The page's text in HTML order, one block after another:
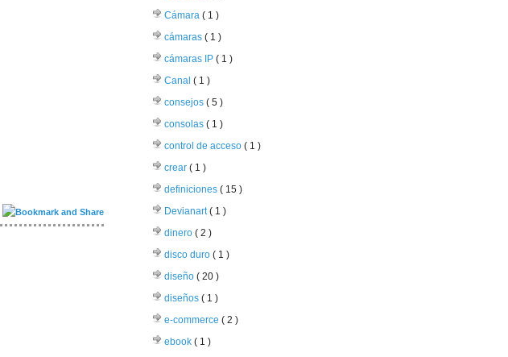
Cámara ( 1 )
cámaras ( 1 )
cámaras IP ( 1 )
Canal ( 1 )
consejos ( 5 )
consolas ( 1 )
control de acceso ( 1 )
crear ( 1 )
definiciones ( 15 )
Devianart( 1 )
dinero ( 2 )
disco duro ( 1 )
diseño ( 20 )
diseños ( 1 )
e-commerce ( 2 )
ebook ( 1 )